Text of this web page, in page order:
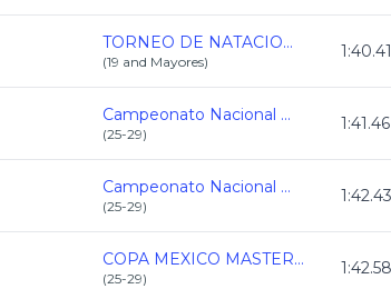
TORNEO DE NATACION MORELOS CURSO CORTO 2025
(19 and Mayores)
1:40.41
Campeonato Nacional Master C.C. 2025
(25-29)
1:41.46
Campeonato Nacional Master C.C. 2025
(25-29)
1:42.43
COPA MEXICO MASTERS C.C.
(25-29)
1:42.58